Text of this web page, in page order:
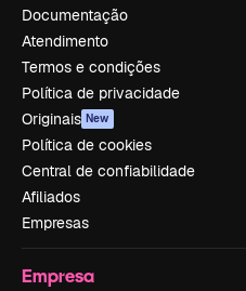
Documentação
Atendimento
Termos e condições
Política de privacidade
Originais New
Política de cookies
Central de confiabilidade
Afiliados
Empresas
Empresa